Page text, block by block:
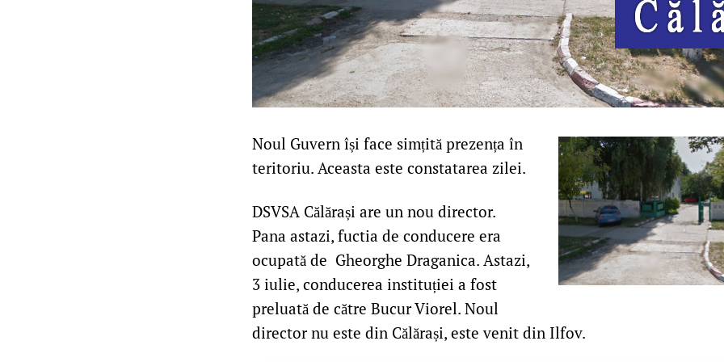
Noul Guvern își face simțită prezența în
teritoriu. Aceasta este constatarea zilei.
DSVSA Călărași are un nou director.
Pana astazi, fuctia de conducere era
ocupată de Gheorghe Draganica. Astazi,
3 iulie, conducerea instituției a fost
preluată de către Bucur Viorel. Noul
director nu este din Călărași, este venit din Ilfov.